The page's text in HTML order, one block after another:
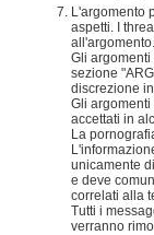
L'argomento
aspetti. I
all'argomento.
Gli
sezione
discrezione
Gli
accettati in
La
unicamente
e deve
correlati alla
Tutti i
verranno